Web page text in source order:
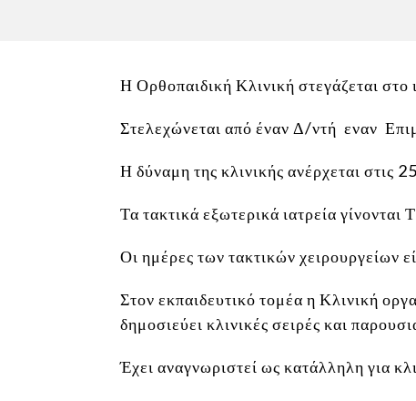
Η Ορθοπαιδική Κλινική στεγάζεται στο
Στελεχώνεται από έναν Δ/ντή εναν
Η δύναμη της κλινικής ανέρχεται στις
Τα τακτικά εξωτερικά ιατρεία γίνονται
Οι ημέρες των τακτικών χειρουργείων
Στον εκπαιδευτικό τομέα η Κλινική
δημοσιεύει κλινικές σειρές και
Έχει αναγνωριστεί ως κατάλληλη για